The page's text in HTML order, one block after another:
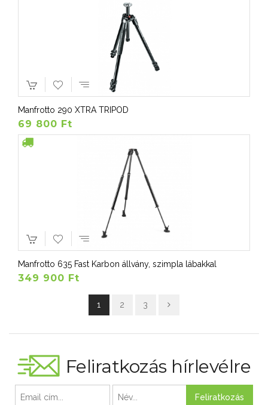
Manfrotto 290 XTRA TRIPOD
69 800 Ft
Manfrotto 635 Fast Karbon állvány, szimpla lábakkal
349 900 Ft
1 2 3
Feliratkozás hírlevélre
Feliratkozás